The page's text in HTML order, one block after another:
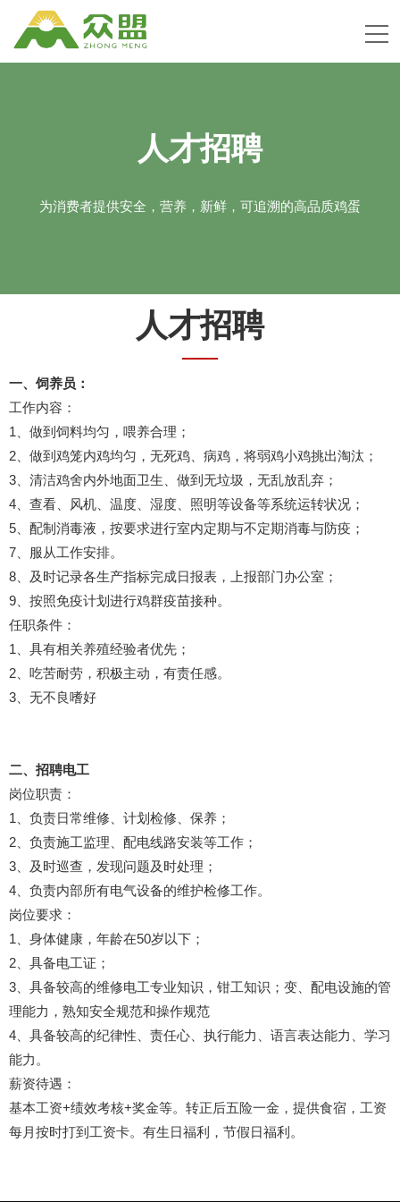
人才招聘
为消费者提供安全，营养，新鲜，可追溯的高品质鸡蛋
人才招聘
一、饲养员：
工作内容：
1、做到饲料均匀，喂养合理；
2、做到鸡笼内鸡均匀，无死鸡、病鸡，将弱鸡小鸡挑出淘汰；
3、清洁鸡舍内外地面卫生、做到无垃圾，无乱放乱弃；
4、查看、风机、温度、湿度、照明等设备等系统运转状况；
5、配制消毒液，按要求进行室内定期与不定期消毒与防疫；
7、服从工作安排。
8、及时记录各生产指标完成日报表，上报部门办公室；
9、按照免疫计划进行鸡群疫苗接种。
任职条件：
1、具有相关养殖经验者优先；
2、吃苦耐劳，积极主动，有责任感。
3、无不良嗜好
二、招聘电工
岗位职责：
1、负责日常维修、计划检修、保养；
2、负责施工监理、配电线路安装等工作；
3、及时巡查，发现问题及时处理；
4、负责内部所有电气设备的维护检修工作。
岗位要求：
1、身体健康，年龄在50岁以下；
2、具备电工证；
3、具备较高的维修电工专业知识，钳工知识；变、配电设施的管
理能力，熟知安全规范和操作规范
4、具备较高的纪律性、责任心、执行能力、语言表达能力、学习
能力。
薪资待遇：
基本工资+绩效考核+奖金等。转正后五险一金，提供食宿，工资
每月按时打到工资卡。有生日福利，节假日福利。